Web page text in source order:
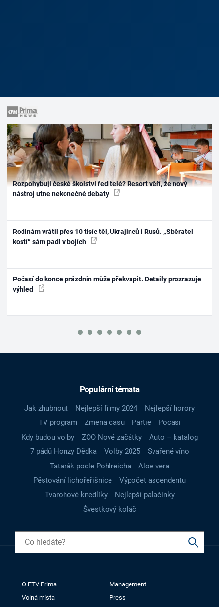
Rozpohybují české školství ředitelé? Resort věří, že nový
nástroj utne nekonečné debaty
Rodinám vrátil přes 10 tisíc těl, Ukrajinců i Rusů. „Sběratel
kostí“ sám padl v bojích
Počasí do konce prázdnin může překvapit. Detaily prozrazuje
výhled
Populární témata
Jak zhubnout Nejlepší filmy 2024
Nejlepší horory
TV program
Změna času Partie
Počasí
Kdy budou volby
ZOO Nové začátky
Auto – katalog
7 pádů Honzy Dědka
Volby 2025
Svařené víno
Tatarák podle Pohlreicha
Aloe vera
Pěstování lichořeřišnice
Výpočet ascendentu
Tvarohové knedlíky
Nejlepší palačinky
Švestkový koláč
O FTV Prima
Management
Volná místa
Press